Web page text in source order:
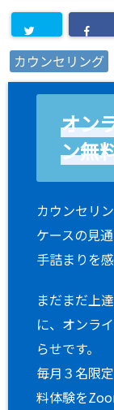
カウンセリング
オン
ン無
カウンセリ
ケースの見
手詰まりを
まだまだ上
に、オンラ
らせです。
毎月３名限
料体験を